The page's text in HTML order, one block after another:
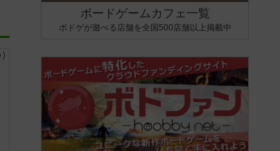
ボードゲームカフェ一覧
ボドゲが遊べる店舗を全国500店舗以上掲載中